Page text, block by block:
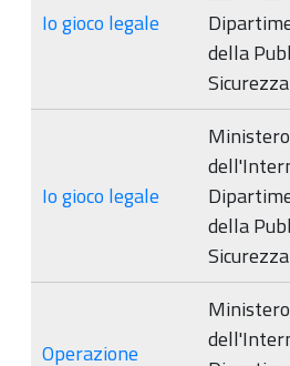
Io gioco legale
della
Sicurezza
Io gioco legale
Ministero
della
Sicurezza
Operazione
Ministero